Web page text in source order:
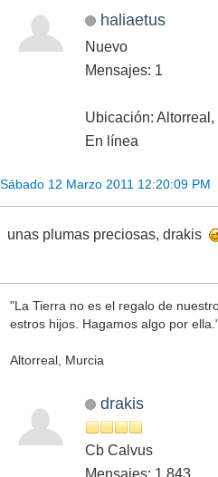
haliaetus
Nuevo
Mensajes: 1
Ubicación:
En línea
Sábado 12 Marzo 2011 12:20:09 PM
unas plumas preciosas, drakis
"La Tierra no es el regalo de
estros hijos. Hagamos algo por
Altorreal, Murcia
drakis
Cb Calvus
Mensajes: 1,843